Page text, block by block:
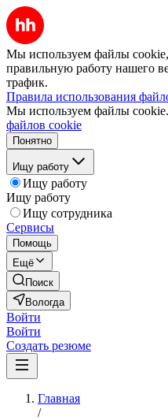
Мы используем файлы
правильную работу нашего
трафик.
Правила использования
Мы используем файлы cookie.
файлов cookie
Понятно
Ищу работу
Ищу работу
Ищу работу
Ищу сотрудника
Сервисы
Помощь
Ещё
Поиск
Вологда
Войти
Войти
Создать резюме
Главная
/